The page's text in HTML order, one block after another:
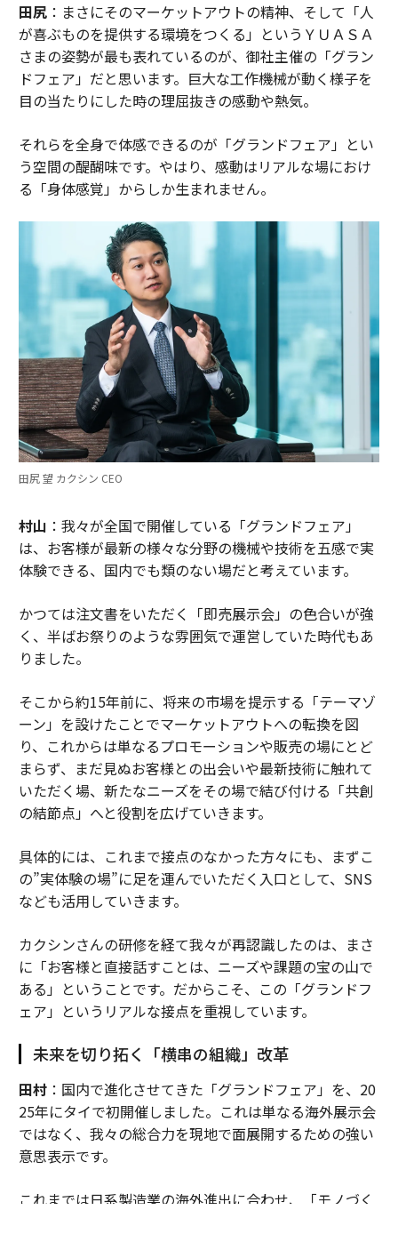
田尻：まさにそのマーケットアウトの精神、そして「人
が喜ぶものを提供する環境をつくる」というＹＵＡＳＡ
さまの姿勢が最も表れているのが、御社主催の「グラン
ドフェア」だと思います。巨大な工作機械が動く様子を
目の当たりにした時の理屈抜きの感動や熱気。
それらを全身で体感できるのが「グランドフェア」とい
う空間の醍醐味です。やはり、感動はリアルな場におけ
る「身体感覚」からしか生まれません。
田尻 望 カクシン CEO
村山 ：我々が全国で開催している「グランドフェア」
は、お客様が最新の様々な分野の機械や技術を五感で実
体験できる、国内でも類のない場だと考えています。
かつては注文書をいただく「即売展示会」の色合いが強
く、半ばお祭りのような雰囲気で運営していた時代もあ
りました。
そこから約15年前に、将来の市場を提示する「テーマゾ
ーン」を設けたことでマーケットアウトへの転換を図
り、これからは単なるプロモーションや販売の場にとど
まらず、まだ見ぬお客様との出会いや最新技術に触れて
いただく場、新たなニーズをその場で結び付ける「共創
の結節点」へと役割を広げていきます。
具体的には、これまで接点のなかった方々にも、まずこ
の”実体験の場”に足を運んでいただく入口として、SNS
なども活用していきます。
カクシンさんの研修を経て我々が再認識したのは、まさ
に「お客様と直接話すことは、ニーズや課題の宝の山で
ある」ということです。だからこそ、この「グランドフ
ェア」というリアルな接点を重視しています。
未来を切り拓く「横串の組織」改革
田村：国内で進化させてきた「グランドフェア」を、20
25年にタイで初開催しました。これは単なる海外展示会
ではなく、我々の総合力を現地で面展開するための強い
意思表示です。
これまでは日系製造業の海外進出に合わせ、「モノづく